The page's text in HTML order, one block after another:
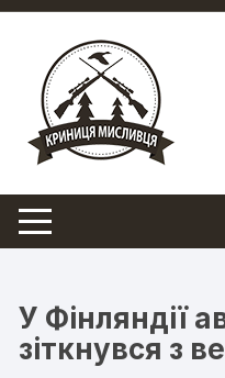
Перейти
вмісту
У Фінляндії
зіткнувся з